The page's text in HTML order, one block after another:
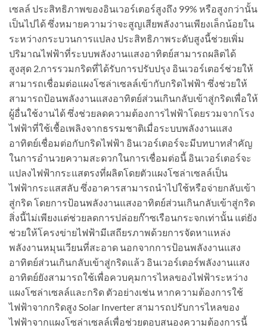
เซลล์ ประสิทธิภาพของอินเวอร์เตอร์สูงถึง 99% หรือสูงกว่านั้น
เป็นไปได้ ซึ่งหมายความว่าจะสูญเสียพลังงานเพียงเล็กน้อยใน
ระหว่างกระบวนการแปลง ประสิทธิภาพระดับสูงนี้ช่วยเพิ่ม
ปริมาณไฟฟ้าที่ระบบพลังงานแสงอาทิตย์สามารถผลิตได้
สูงสุด 2.การรวมกริดที่ได้รับการปรับปรุง อินเวอร์เตอร์ช่วยให้
สามารถเชื่อมต่อแผงโซล่าเซลล์เข้ากับกริดไฟฟ้า ซึ่งช่วยให้
สามารถป้อนพลังงานแสงอาทิตย์ส่วนเกินกลับเข้าสู่กริดเพื่อให้
ผู้อื่นใช้งานได้ ซึ่งช่วยลดความต้องการไฟฟ้าโดยรวมจากโรง
ไฟฟ้าที่ใช้เชื้อเพลิงจากธรรมชาติเมื่อระบบพลังงานแสง
อาทิตย์เชื่อมต่อกับกริดไฟฟ้า อินเวอร์เตอร์จะมีบทบาทสำคัญ
ในการอำนวยความสะดวกในการเชื่อมต่อนี้ อินเวอร์เตอร์จะ
แปลงไฟฟ้ากระแสตรงที่ผลิตโดยตัวแผงโซล่าเซลล์เป็น
ไฟฟ้ากระแสสลับ ซึ่งอาคารสามารถนำไปใช้หรือจ่ายกลับเข้า
สู่กริด โดยการป้อนพลังงานแสงอาทิตย์ส่วนเกินกลับเข้าสู่กริด
สิ่งนี้ไม่เพียงแต่ช่วยลดการปล่อยก๊าซเรือนกระจกเท่านั้น แต่ยัง
ช่วยให้โครงข่ายไฟฟ้ามีเสถียรภาพด้วยการจัดหาแหล่ง
พลังงานหมุนเวียนที่สะอาด นอกจากการป้อนพลังงานแสง
อาทิตย์ส่วนเกินกลับเข้าสู่กริดแล้ว อินเวอร์เตอร์พลังงานแสง
อาทิตย์ยังสามารถใช้เพื่อควบคุมการไหลของไฟฟ้าระหว่าง
แผงโซล่าเซลล์และกริด ตัวอย่างเช่น หากความต้องการใช้
ไฟฟ้าจากกริดสูง Solar Inverter สามารถปรับการไหลของ
ไฟฟ้าจากแผงโซล่าเซลล์เพื่อช่วยตอบสนองความต้องการนี้